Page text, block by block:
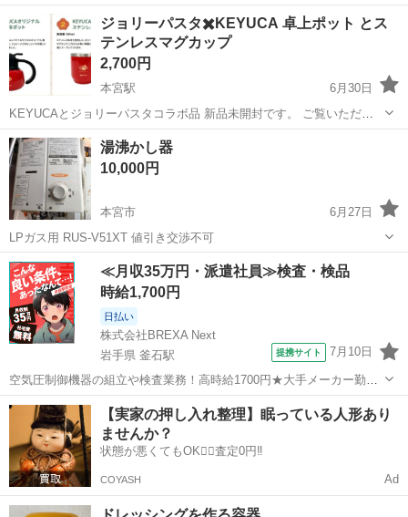
きれない汚れなどございます ・詳細は現地でご確認ください ・お値引
きは出来かねますのでご了承願います ※中古品のため、状態について
は...
調理器具
ジョリーパスタ✖️KEYUCA 卓上ポット とス
テンレスマグカップ
2,700円
本宮駅
6月30日
KEYUCAとジョリーパスタコラボ品 新品未開封です。 ご覧いただき
ありがとうございます。
福島 本宮市 本宮駅
湯沸かし器
10,000円
本宮市
6月27日
LPガス用 RUS-V51XT 値引き交渉不可
福島 本宮市 調理器具 湯沸かし器
≪月収35万円・派遣社員≫検査・検品
時給1,700円
日払い
株式会社BREXA Next
岩手県 釜石駅
提携サイト 7月10日
空気圧制御機器の組立や検査業務！高時給1700円★大手メーカー勤
務！嬉しい寮費無料！ワンルーム寮完備★マイカー通勤OK＆工場敷地
内に無料駐車場あり★！《岩手県釜石市》 人気の工場のお仕事 ◇空気
圧制御機器（シリンダ、バルブ...
岩手 釜石市 釜石駅 その他
【実家の押し入れ整理】眠っている人形あり
ませんか？
状態が悪くてもOK🙆‍♀️査定0円‼️
COYASH Ad